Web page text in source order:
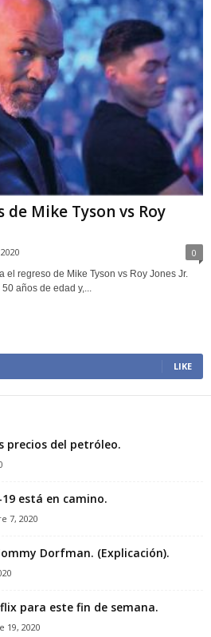
de Mike Tyson vs Roy
0
el regreso de Mike Tyson vs Roy Jones Jr.
años de edad y,...
LIKE
precios del petróleo.
está en camino.
7, 2020
Dorfman. (Explicación).
para este fin de semana.
19, 2020